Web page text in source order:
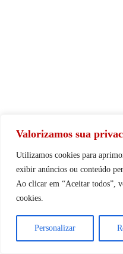
Valorizamos sua
Utilizamos cookies para
exibir anúncios ou conteúdo
Ao clicar em “Aceitar todos”,
cookies.
Personalizar